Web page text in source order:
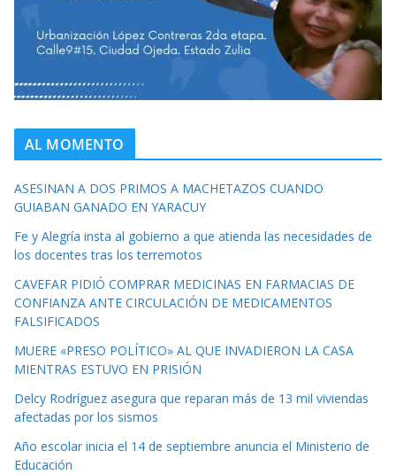
AL MOMENTO
ASESINAN A DOS PRIMOS A MACHETAZOS CUANDO
GUIABAN GANADO EN YARACUY
Fe y Alegría insta al gobierno a que atienda las necesidades de
los docentes tras los terremotos
CAVEFAR PIDIÓ COMPRAR MEDICINAS EN FARMACIAS DE
CONFIANZA ANTE CIRCULACIÓN DE MEDICAMENTOS
FALSIFICADOS
MUERE «PRESO POLÍTICO» AL QUE INVADIERON LA CASA
MIENTRAS ESTUVO EN PRISIÓN
Delcy Rodríguez asegura que reparan más de 13 mil viviendas
afectadas por los sismos
Año escolar inicia el 14 de septiembre anuncia el Ministerio de
Educación